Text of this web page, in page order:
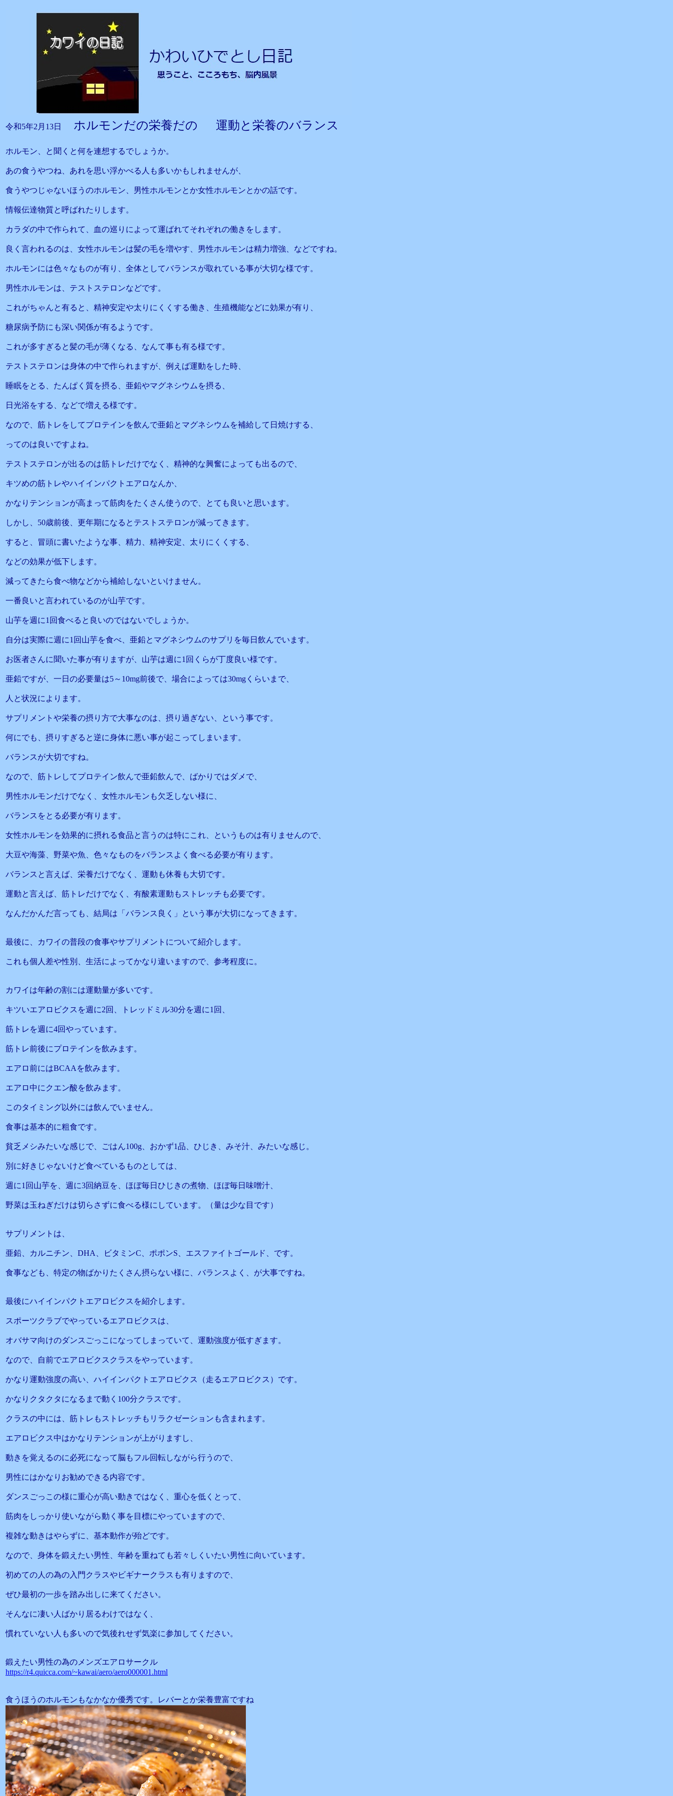
令和5年2月13日 ホルモンだの栄養だの 運動と栄養のバランス
ホルモン、と聞くと何を連想するでしょうか。
あの食うやつね、あれを思い浮かべる人も多いかもしれませんが、
食うやつじゃないほうのホルモン、男性ホルモンとか女性ホルモンとかの話です。
情報伝達物質と呼ばれたりします。
カラダの中で作られて、血の巡りによって運ばれてそれぞれの働きをします。
良く言われるのは、女性ホルモンは髪の毛を増やす、男性ホルモンは精力増強、などですね。
ホルモンには色々なものが有り、全体としてバランスが取れている事が大切な様です。
男性ホルモンは、テストステロンなどです。
これがちゃんと有ると、精神安定や太りにくくする働き、生殖機能などに効果が有り、
糖尿病予防にも深い関係が有るようです。
これが多すぎると髪の毛が薄くなる、なんて事も有る様です。
テストステロンは身体の中で作られますが、例えば運動をした時、
睡眠をとる、たんぱく質を摂る、亜鉛やマグネシウムを摂る、
日光浴をする、などで増える様です。
なので、筋トレをしてプロテインを飲んで亜鉛とマグネシウムを補給して日焼けする、
ってのは良いですよね。
テストステロンが出るのは筋トレだけでなく、精神的な興奮によっても出るので、
キツめの筋トレやハイインパクトエアロなんか、
かなりテンションが高まって筋肉をたくさん使うので、とても良いと思います。
しかし、50歳前後、更年期になるとテストステロンが減ってきます。
すると、冒頭に書いたような事、精力、精神安定、太りにくくする、
などの効果が低下します。
減ってきたら食べ物などから補給しないといけません。
一番良いと言われているのが山芋です。
山芋を週に1回食べると良いのではないでしょうか。
自分は実際に週に1回山芋を食べ、亜鉛とマグネシウムのサプリを毎日飲んでいます。
お医者さんに聞いた事が有りますが、山芋は週に1回くらが丁度良い様です。
亜鉛ですが、一日の必要量は5～10mg前後で、場合によっては30mgくらいまで、
人と状況によります。
サプリメントや栄養の摂り方で大事なのは、摂り過ぎない、という事です。
何にでも、摂りすぎると逆に身体に悪い事が起こってしまいます。
バランスが大切ですね。
なので、筋トレしてプロテイン飲んで亜鉛飲んで、ばかりではダメで、
男性ホルモンだけでなく、女性ホルモンも欠乏しない様に、
バランスをとる必要が有ります。
女性ホルモンを効果的に摂れる食品と言うのは特にこれ、というものは有りませんので、
大豆や海藻、野菜や魚、色々なものをバランスよく食べる必要が有ります。
バランスと言えば、栄養だけでなく、運動も休養も大切です。
運動と言えば、筋トレだけでなく、有酸素運動もストレッチも必要です。
なんだかんだ言っても、結局は「バランス良く」という事が大切になってきます。
最後に、カワイの普段の食事やサプリメントについて紹介します。
これも個人差や性別、生活によってかなり違いますので、参考程度に。
カワイは年齢の割には運動量が多いです。
キツいエアロビクスを週に2回、トレッドミル30分を週に1回、
筋トレを週に4回やっています。
筋トレ前後にプロテインを飲みます。
エアロ前にはBCAAを飲みます。
エアロ中にクエン酸を飲みます。
このタイミング以外には飲んでいません。
食事は基本的に粗食です。
貧乏メシみたいな感じで、ごはん100g、おかず1品、ひじき、みそ汁、みたいな感じ。
別に好きじゃないけど食べているものとしては、
週に1回山芋を、週に3回納豆を、ほぼ毎日ひじきの煮物、ほぼ毎日味噌汁、
野菜は玉ねぎだけは切らさずに食べる様にしています。（量は少な目です）
サプリメントは、
亜鉛、カルニチン、DHA、ビタミンC、ポポンS、エスファイトゴールド、です。
食事なども、特定の物ばかりたくさん摂らない様に、バランスよく、が大事ですね。
最後にハイインパクトエアロビクスを紹介します。
スポーツクラブでやっているエアロビクスは、
オバサマ向けのダンスごっこになってしまっていて、運動強度が低すぎます。
なので、自前でエアロビクスクラスをやっています。
かなり運動強度の高い、ハイインパクトエアロビクス（走るエアロビクス）です。
かなりクタクタになるまで動く100分クラスです。
クラスの中には、筋トレもストレッチもリラクゼーションも含まれます。
エアロビクス中はかなりテンションが上がりますし、
動きを覚えるのに必死になって脳もフル回転しながら行うので、
男性にはかなりお勧めできる内容です。
ダンスごっこの様に重心が高い動きではなく、重心を低くとって、
筋肉をしっかり使いながら動く事を目標にやっていますので、
複雑な動きはやらずに、基本動作が殆どです。
なので、身体を鍛えたい男性、年齢を重ねても若々しくいたい男性に向いています。
初めての人の為の入門クラスやビギナークラスも有りますので、
ぜひ最初の一歩を踏み出しに来てください。
そんなに凄い人ばかり居るわけではなく、
慣れていない人も多いので気後れせず気楽に参加してください。
鍛えたい男性の為のメンズエアロサークル
https://r4.quicca.com/~kawai/aero/aero000001.html
食うほうのホルモンもなかなか優秀です。レバーとか栄養豊富ですね